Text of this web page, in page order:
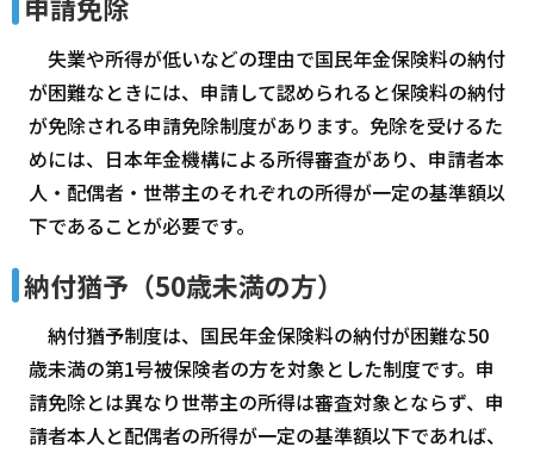
失業や所得が低いなどの理由で国民年金保険料の納付
が困難なときには、申請して認められると保険料の納付
が免除される申請免除制度があります。免除を受けるた
めには、日本年金機構による所得審査があり、申請者本
人・配偶者・世帯主のそれぞれの所得が一定の基準額以
下であることが必要です。
納付猶予（50歳未満の方）
納付猶予制度は、国民年金保険料の納付が困難な50
歳未満の第1号被保険者の方を対象とした制度です。申
請免除とは異なり世帯主の所得は審査対象とならず、申
請者本人と配偶者の所得が一定の基準額以下であれば、